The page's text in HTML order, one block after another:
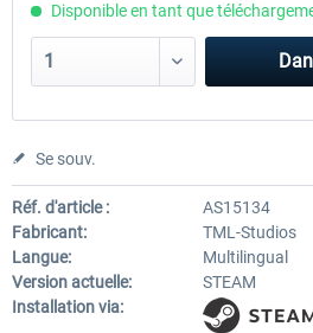
Disponible en tant que
Se souv.
Réf. d'article :
AS15134
Fabricant:
TML-Studios
Langue:
Multilingual
Version actuelle:
STEAM
Installation via: